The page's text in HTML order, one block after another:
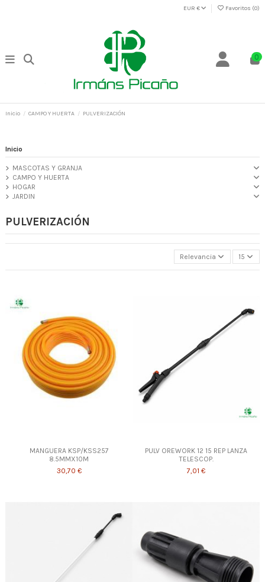
EUR € Favoritos (0)
0
Inicio CAMPO Y HUERTA PULVERIZACIÓN
PULVERIZACIÓN
Relevancia 15
MANGUERA KSP/KSS257
8.5MMX10M
30,70 €
PULV OREWORK 12 15 REP LANZA
TELESCOP.
7,01 €
Inicio
MASCOTAS Y GRANJA
CAMPO Y HUERTA
HOGAR
JARDIN